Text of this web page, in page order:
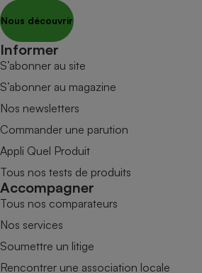
Nous découvrir
Informer
S’abonner au site
S’abonner au magazine
Nos newsletters
Commander une parution
Appli Quel Produit
Tous nos tests de produits
Accompagner
Tous nos comparateurs
Nos services
Soumettre un litige
Rencontrer une association locale